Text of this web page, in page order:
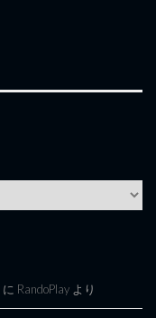
に RandoPlay より